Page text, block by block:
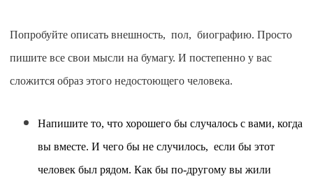
Попробуйте описать внешность, пол, биографию. Просто
пишите все свои мысли на бумагу. И постепенно у вас
сложится образ этого недостоющего человека.
Напишите то, что хорошего бы случалось с вами, когда
вы вместе. И чего бы не случилось, если бы этот
человек был рядом. Как бы по-другому вы жили